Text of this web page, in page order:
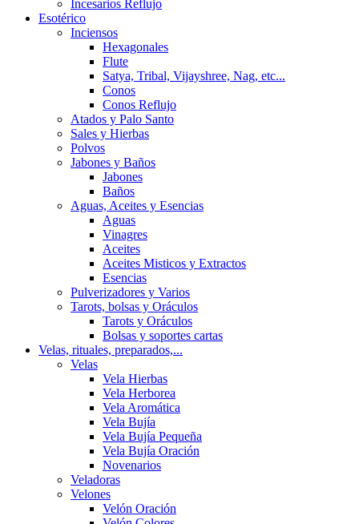
Incesarios Reflujo
Esotérico
Inciensos
Hexagonales
Flute
Satya, Tribal, Vijayshree, Nag, etc...
Conos
Conos Reflujo
Atados y Palo Santo
Sales y Hierbas
Polvos
Jabones y Baños
Jabones
Baños
Aguas, Aceites y Esencias
Aguas
Vinagres
Aceites
Aceites Misticos y Extractos
Esencias
Pulverizadores y Varios
Tarots, bolsas y Oráculos
Tarots y Oráculos
Bolsas y soportes cartas
Velas, rituales, preparados,...
Velas
Vela Hierbas
Vela Herborea
Vela Aromática
Vela Bujía
Vela Bujía Pequeña
Vela Bujía Oración
Novenarios
Veladoras
Velones
Velón Oración